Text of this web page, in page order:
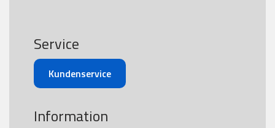
Service
Kundenservice
Information